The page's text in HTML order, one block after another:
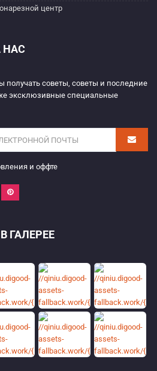
центр
НАС
получать советы, советы и последние
эксклюзивные специальные
и оффте
ГАЛЕРЕЕ